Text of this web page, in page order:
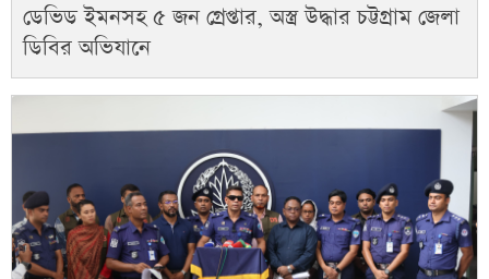
ডেভিড ইমনসহ ৫ জন গ্রেপ্তার, অস্ত্র উদ্ধার চট্টগ্রাম জেলা
ডিবির অভিযানে